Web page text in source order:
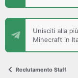
D
s
u
i
z
i
o
Unisciti alla
Minecraft in
Reclutamento Staff